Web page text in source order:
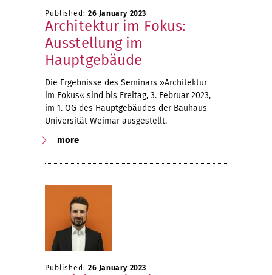
Published: 26 January 2023
Architektur im Fokus:
Ausstellung im
Hauptgebäude
Die Ergebnisse des Seminars »Architektur
im Fokus« sind bis Freitag, 3. Februar 2023,
im 1. OG des Hauptgebäudes der Bauhaus-
Universität Weimar ausgestellt.
more
Published: 26 January 2023